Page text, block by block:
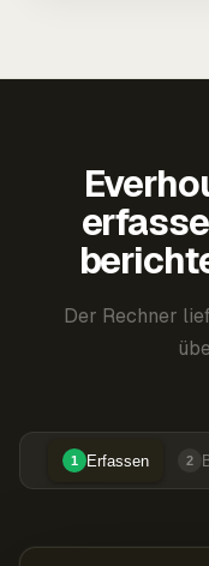
Der Rechner
1 Erfassen 2